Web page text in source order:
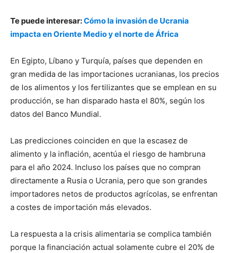
Te puede interesar:Cómo la invasión de Ucrania
impacta en Oriente Medio y el norte de África
En Egipto, Líbano y Turquía, países que dependen en
gran medida de las importaciones ucranianas, los precios
de los alimentos y los fertilizantes que se emplean en su
producción, se han disparado hasta el 80%, según los
datos del Banco Mundial.
Las predicciones coinciden en que la escasez de
alimento y la inflación, acentúa el riesgo de hambruna
para el año 2024. Incluso los países que no compran
directamente a Rusia o Ucrania, pero que son grandes
importadores netos de productos agrícolas, se enfrentan
a costes de importación más elevados.
La respuesta a la crisis alimentaria se complica también
porque la financiación actual solamente cubre el 20% de